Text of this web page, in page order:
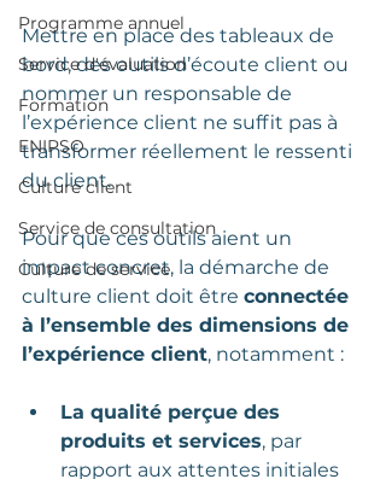
Programme annuel
Service d'évaluation
Formation
ENIPSO
Culture client
Service de consultation
Culture de service
Mettre en place des tableaux de
bord, des outils d’écoute client ou
nommer un responsable de
l’expérience client ne suffit pas à
transformer réellement le ressenti
du client.
Pour que ces outils aient un
impact concret, la démarche de
culture client doit être connectée
à l’ensemble des dimensions de
l’expérience client, notamment :
La qualité perçue des
produits et services, par
rapport aux attentes initiales